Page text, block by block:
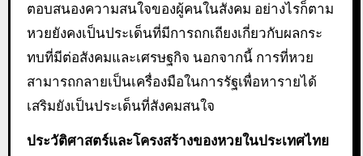
ตอบสนองความสนใจของผู้คนในสังคม อย่างไรก็ตาม
หวยยังคงเป็นประเด็นที่มีการถกเถียงเกี่ยวกับผลกระ
ทบที่มีต่อสังคมและเศรษฐกิจ นอกจากนี้ การที่หวย
สามารถกลายเป็นเครื่องมือในการรัฐเพื่อหารายได้
เสริมยังเป็นประเด็นที่สังคมสนใจ
ประวัติศาสตร์และโครงสร้างของหวยในประเทศไทย